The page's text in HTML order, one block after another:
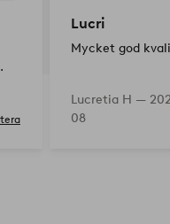
Lucri
Mycket god
Lucretia H —
08